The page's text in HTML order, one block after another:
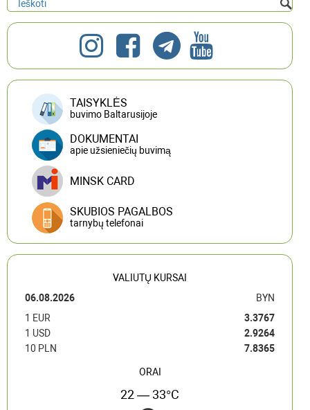
TAISYKLĖS
buvimo Baltarusijoje
DOKUMENTAI
apie užsieniečių buvimą
MINSK CARD
SKUBIOS PAGALBOS
tarnybų telefonai
VALIUTŲ KURSAI
06.08.2026
BYN
1 EUR
3.3767
1 USD
2.9264
10 PLN
7.8365
ORAI
22 — 33°C